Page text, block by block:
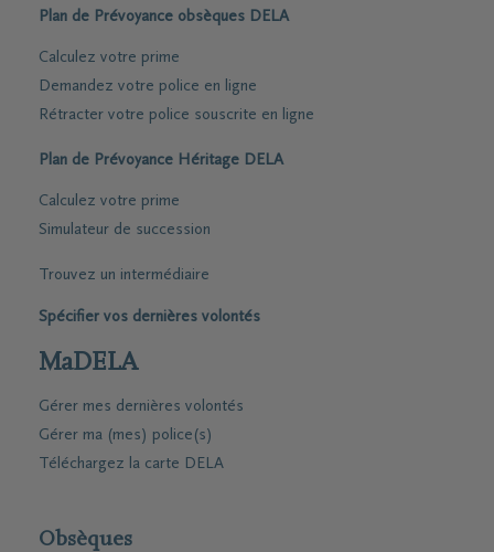
Plan de Prévoyance obsèques DELA
Calculez votre prime
Demandez votre police en ligne
Rétracter votre police souscrite en ligne
Plan de Prévoyance Héritage DELA
Calculez votre prime
Simulateur de succession
Trouvez un intermédiaire
Spécifier vos dernières volontés
MaDELA
Gérer mes dernières volontés
Gérer ma (mes) police(s)
Téléchargez la carte DELA
Obsèques